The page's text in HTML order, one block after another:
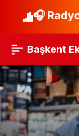
🎧
Başkent
Frig